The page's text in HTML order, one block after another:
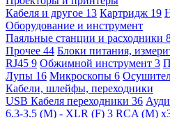
Кабеля и другое 13 Картридж 19
Оборудование и инструмент
Паяльные станции и расходники
Прочее 44 Блоки питания,
RJ45 9 Обжимной инструмент 3
Лупы 16 Микроскопы 6
Кабели, шлейфы, переходники
USB Кабеля переходники 36
6.3-3.5 (M) - XLR (F) 3 RCA (M)